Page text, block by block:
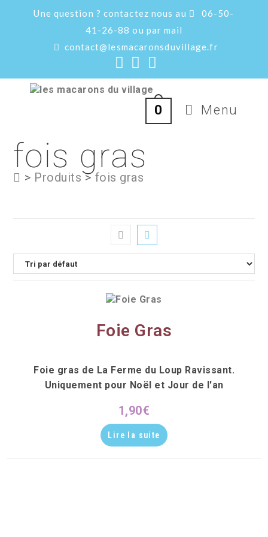
Une question ? contactez nous au
06-50-
41-26-88 ou par mail
contact@lesmacaronsduvillage.fr
0 Menu
fois gras
> Produits > fois gras
Foie Gras
Foie gras de La Ferme du Loup Ravissant.
Uniquement pour Noël et Jour de l'an
1,90€
Lire la suite